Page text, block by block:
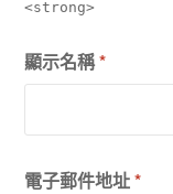
<strong>
顯示名稱*
電子郵件地址*